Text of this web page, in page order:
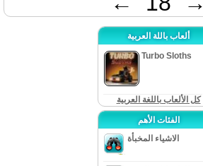
ألعاب باللة العربية
Turbo Sloths
كل الألعاب باللغة العربية
الفئات الأهم
الاشياء المخبأة